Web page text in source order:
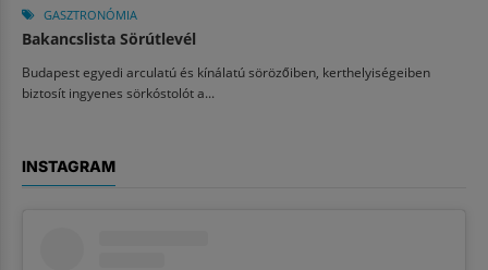
GASZTRONÓMIA
Bakancslista Sörútlevél
Budapest egyedi arculatú és kínálatú sörözőiben, kerthelyiségeiben
biztosít ingyenes sörkóstolót a...
INSTAGRAM